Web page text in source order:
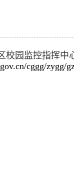
校园监控指挥
cggg/zygg/